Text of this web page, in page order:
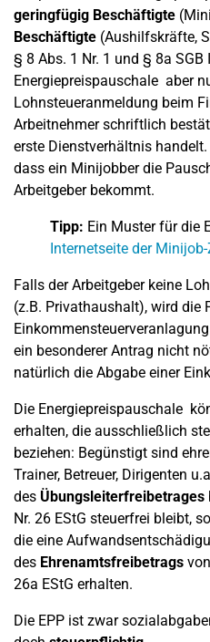
geringfügig Beschäftigte
Beschäftigte (Aushilfskräfte,
§ 8 Abs. 1 Nr. 1 und § 8a SGB
Energiepreispauschale aber
Lohnsteueranmeldung beim
Arbeitnehmer schriftlich
erste Dienstverhältnis
dass ein Minijobber die
Arbeitgeber bekommt.
Tipp: Ein Muster für die
Internetseite der
Falls der Arbeitgeber keine
(z.B. Privathaushalt), wird die
ein besonderer Antrag nicht
natürlich die Abgabe einer
Die Energiepreispauschale
erhalten, die ausschließlich
beziehen: Begünstigt sind
Trainer, Betreuer, Dirigenten
des Übungsleiterfreibetrages
Nr. 26 EStG steuerfrei bleibt,
die eine
des Ehrenamtsfreibetrags
26a EStG erhalten.
Die EPP ist zwar